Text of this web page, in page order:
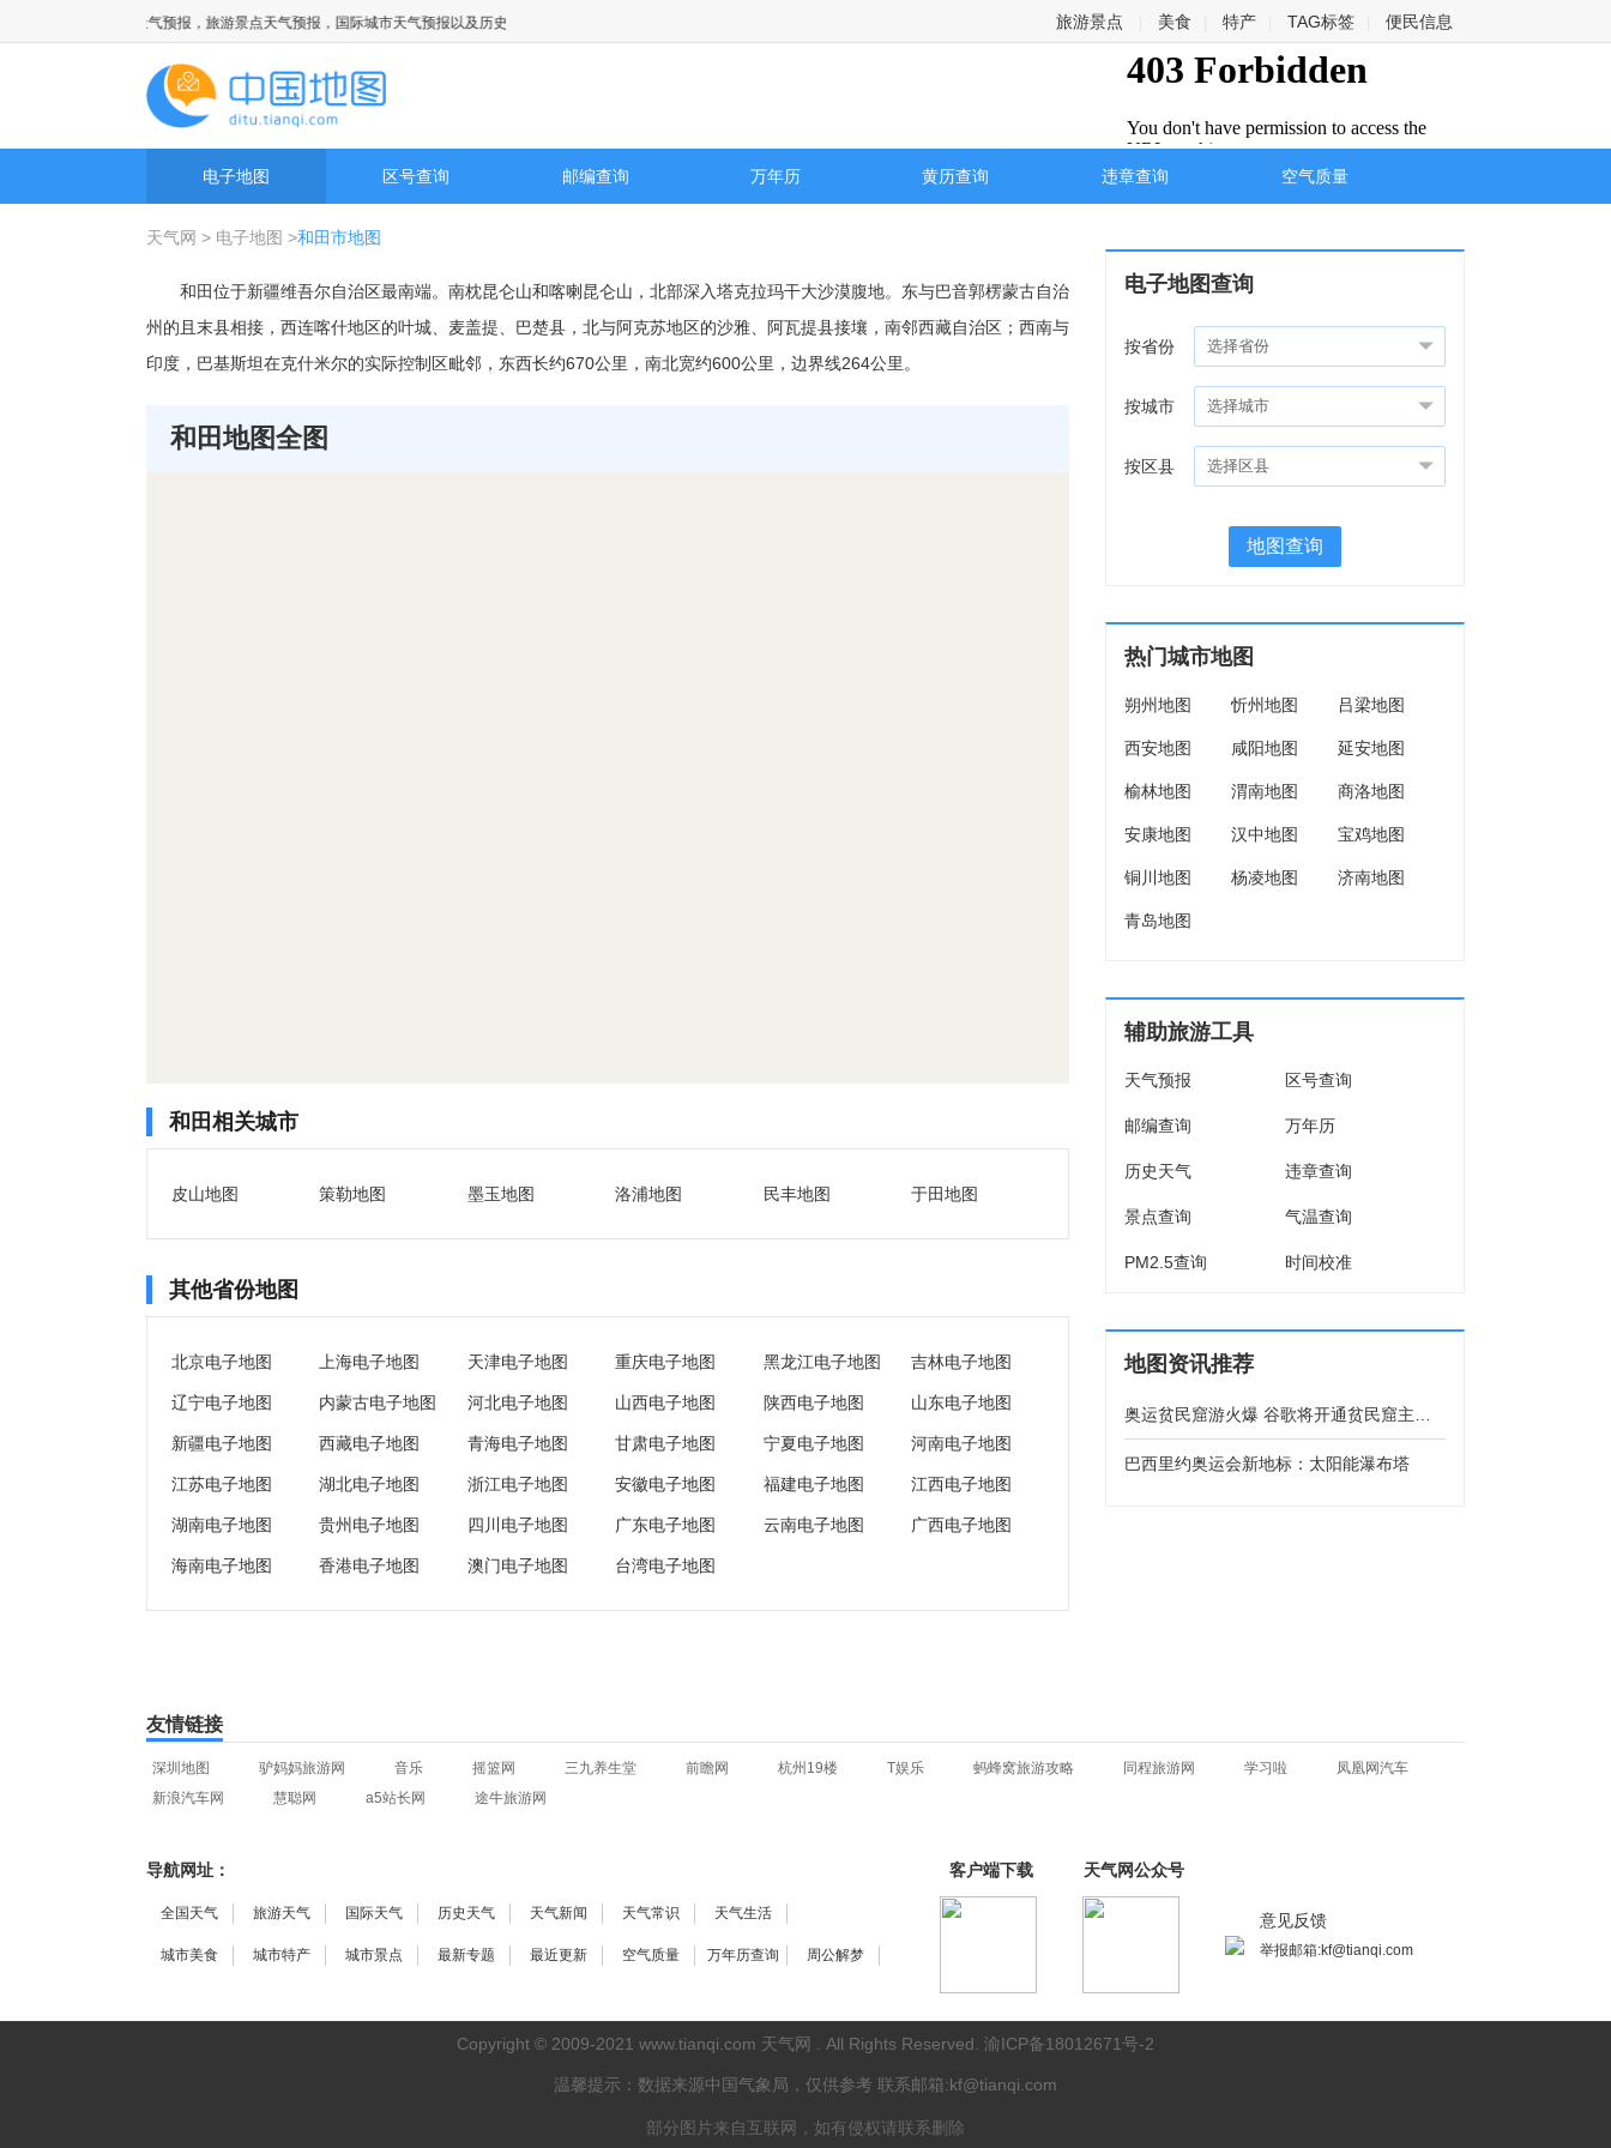
全国国内城市天气预报，旅游景点天气预报，国际城市天气预报以及历史天气预报查询 旅游景点 美食 特产 TAG标签 便民信息
电子地图 区号查询 邮编查询 万年历 黄历查询 违章查询 空气质量
天气网 > 电子地图 >和田市地图
和田位于新疆维吾尔自治区最南端。南枕昆仑山和喀喇昆仑山，北部深入塔克拉玛干大沙漠腹地。东与巴音郭楞蒙古自治
州的且末县相接，西连喀什地区的叶城、麦盖提、巴楚县，北与阿克苏地区的沙雅、阿瓦提县接壤，南邻西藏自治区；西南与
印度，巴基斯坦在克什米尔的实际控制区毗邻，东西长约670公里，南北宽约600公里，边界线264公里。
和田地图全图
和田相关城市
皮山地图 策勒地图 墨玉地图 洛浦地图 民丰地图 于田地图
其他省份地图
北京电子地图 上海电子地图 天津电子地图 重庆电子地图 黑龙江电子地图 吉林电子地图
辽宁电子地图 内蒙古电子地图 河北电子地图 山西电子地图 陕西电子地图 山东电子地图
新疆电子地图 西藏电子地图 青海电子地图 甘肃电子地图 宁夏电子地图 河南电子地图
江苏电子地图 湖北电子地图 浙江电子地图 安徽电子地图 福建电子地图 江西电子地图
湖南电子地图 贵州电子地图 四川电子地图 广东电子地图 云南电子地图 广西电子地图
海南电子地图 香港电子地图 澳门电子地图 台湾电子地图
电子地图查询
按省份
按城市
按区县
地图查询
热门城市地图
朔州地图 忻州地图 吕梁地图
西安地图 咸阳地图 延安地图
榆林地图 渭南地图 商洛地图
安康地图 汉中地图 宝鸡地图
铜川地图 杨凌地图 济南地图
青岛地图
辅助旅游工具
天气预报 区号查询
邮编查询 万年历
历史天气 违章查询
景点查询 气温查询
PM2.5查询 时间校准
地图资讯推荐
奥运贫民窟游火爆 谷歌将开通贫民窟主要
街道地图
巴西里约奥运会新地标：太阳能瀑布塔
友情链接
深圳地图 驴妈妈旅游网 音乐 摇篮网 三九养生堂 前瞻网 杭州19楼 T娱乐 蚂蜂窝旅游攻略 同程旅游网 学习啦
凤凰网汽车
新浪汽车网
慧聪网 a5站长网 途牛旅游网
导航网址：
全国天气 旅游天气 国际天气 历史天气 天气新闻 天气常识 天气生活
城市美食 城市特产 城市景点 最新专题 最近更新 空气质量 万年历查询 周公解梦
客户端下载 天气网公众号
意见反馈
举报邮箱:kf@tianqi.com
Copyright © 2009-2021 www.tianqi.com 天气网 . All Rights Reserved. 渝ICP备18012671号-2
温馨提示：数据来源中国气象局，仅供参考 联系邮箱:kf@tianqi.com
部分图片来自互联网，如有侵权请联系删除